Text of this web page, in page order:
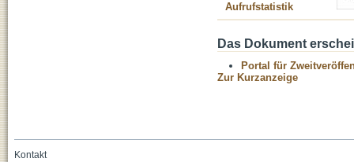
Aufrufstatistik
Das Dokument
Portal für
Zur Kurzanzeige
Kontakt